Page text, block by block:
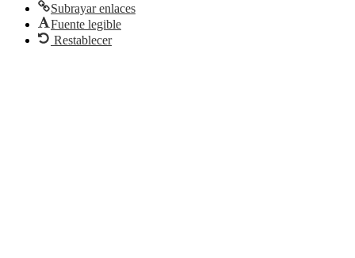
Subrayar enlaces
Fuente legible
Restablecer